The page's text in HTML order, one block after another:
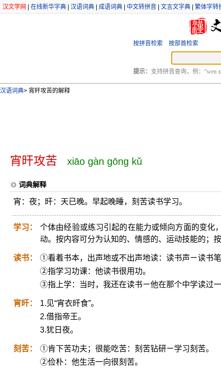
汉文学网 在线新华字典 汉语词典 成语词典 中文转拼音 文言文字典 繁体字转
按拼音检索 按部首检索
提示： 支持拼音查询，例：“wen
汉语词典> 宵旰攻苦的解释
宵旰攻苦 xiāo gàn gōng kǔ
词典解释
宵：夜；旰：天已晚。早起晚睡，刻苦读书学习。
学习：
个体由经验或练习引起的在能力或倾向方面的变化
动。按内容可分为认知的、情感的、运动技能的；
读书：
①看着书本，出声地或不出声地读：读书声ㄧ读书
②指学习功课：他读书很用功。
③指上学：当时，我还在读书ㄧ他在那个中学读过
宵旰：
1.见“宵衣旰食”。
2.借指帝王。
3.犹日夜。
刻苦：
①肯下苦功夫；很能吃苦：刻苦钻研ㄧ学习刻苦。
②俭朴：他生活一向很刻苦。